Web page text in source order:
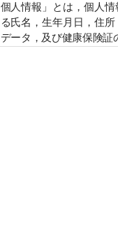
個人情報」とは，個人情
氏名，生年月日，住所
ータ，及び健康保険証
当社サービスの提供